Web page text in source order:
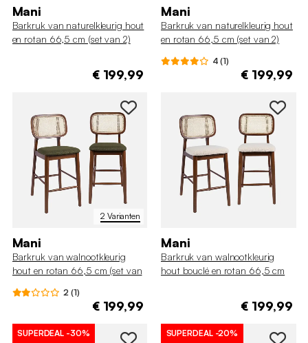
Mani
Barkruk van naturelkleurig hout
en rotan 66,5 cm (set van 2)
€ 199,99
Mani
Barkruk van naturelkleurig hout
en rotan 66,5 cm (set van 2)
4 (1)
€ 199,99
2 Varianten
Mani
Barkruk van walnootkleurig
hout en rotan 66,5 cm (set van
2 (1)
€ 199,99
Mani
Barkruk van walnootkleurig
hout bouclé en rotan 66,5 cm
€ 199,99
SUPERDEAL -30% SUPERDEAL-20%